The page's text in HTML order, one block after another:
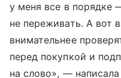
у меня все в порядке
не переживать. А вот
внимательнее
перед покупкой и
на слово», — написала